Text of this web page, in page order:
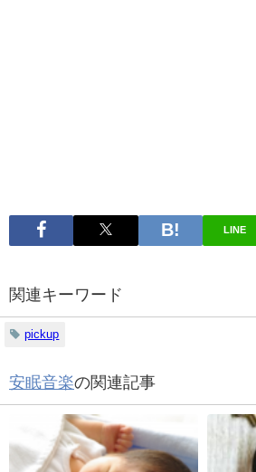
LINE
関連キーワード
pickup
安眠音楽の関連記事